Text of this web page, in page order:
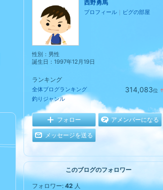
西野勇馬
プロフィール ｜ ピグの部屋
性別： 男性
誕生日： 1997年12月19日
ランキング
全体ブログランキング 314,083位 ↑
釣りジャンル
フォロー アメンバーになる
メッセージを送る
このブログのフォロワー
フォロワー: 42人